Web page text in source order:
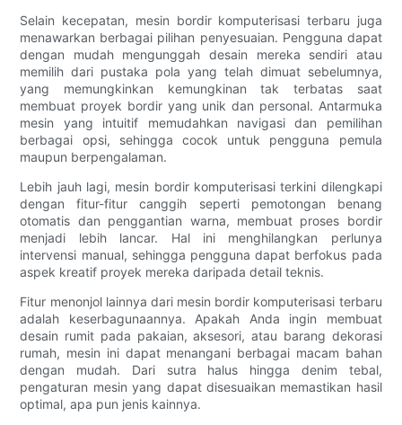
Selain kecepatan, mesin bordir komputerisasi terbaru juga
menawarkan berbagai pilihan penyesuaian. Pengguna dapat
dengan mudah mengunggah desain mereka sendiri atau
memilih dari pustaka pola yang telah dimuat sebelumnya,
yang memungkinkan kemungkinan tak terbatas saat
membuat proyek bordir yang unik dan personal. Antarmuka
mesin yang intuitif memudahkan navigasi dan pemilihan
berbagai opsi, sehingga cocok untuk pengguna pemula
maupun berpengalaman.
Lebih jauh lagi, mesin bordir komputerisasi terkini dilengkapi
dengan fitur-fitur canggih seperti pemotongan benang
otomatis dan penggantian warna, membuat proses bordir
menjadi lebih lancar. Hal ini menghilangkan perlunya
intervensi manual, sehingga pengguna dapat berfokus pada
aspek kreatif proyek mereka daripada detail teknis.
Fitur menonjol lainnya dari mesin bordir komputerisasi terbaru
adalah keserbagunaannya. Apakah Anda ingin membuat
desain rumit pada pakaian, aksesori, atau barang dekorasi
rumah, mesin ini dapat menangani berbagai macam bahan
dengan mudah. Dari sutra halus hingga denim tebal,
pengaturan mesin yang dapat disesuaikan memastikan hasil
optimal, apa pun jenis kainnya.